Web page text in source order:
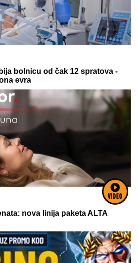
VIDEO
Evropu, sada po specijalnoj
do 31.8.